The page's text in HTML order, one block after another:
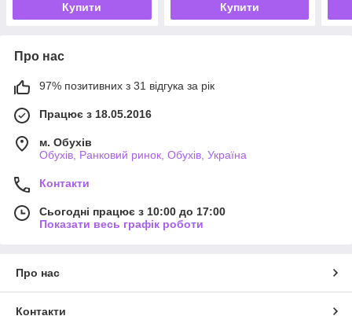
Купити Купити
Про нас
97% позитивних з 31 відгука за рік
Працює з 18.05.2016
м. Обухів
Обухів, Ранковий ринок, Обухів, Україна
Контакти
Сьогодні працює з 10:00 до 17:00
Показати весь графік роботи
Про нас
Контакти